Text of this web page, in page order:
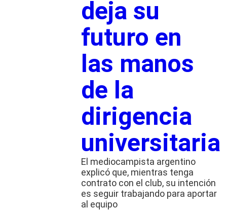
deja su
futuro en
las manos
de la
dirigencia
universitaria
El mediocampista argentino
explicó que, mientras tenga
contrato con el club, su intención
es seguir trabajando para aportar
al equipo